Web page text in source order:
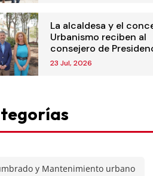
La alcaldesa y el
Urbanismo reciben al
consejero de
la Comunidad de
23 Jul, 2026
y Mantenimiento urbano